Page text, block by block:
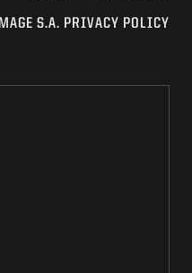
S.A. PRIVACY POLICY